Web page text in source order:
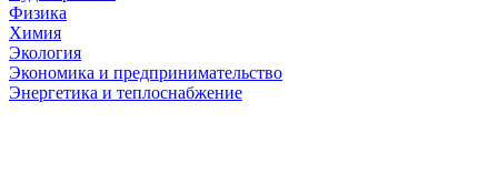
Физика
Химия
Экология
Экономика и предпринимательство
Энергетика и теплоснабжение